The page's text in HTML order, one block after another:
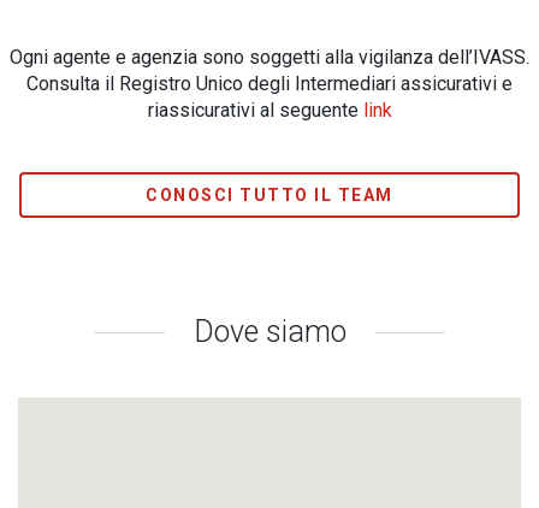
Ogni agente e agenzia sono soggetti alla vigilanza dell’IVASS.
Consulta il Registro Unico degli Intermediari assicurativi e
riassicurativi al seguente link
CONOSCI TUTTO IL TEAM
Dove siamo